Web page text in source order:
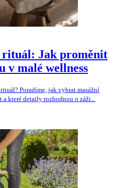
rituál: Jak proměnit
v malé wellness
Poradíme, jak vybrat masážní
které detaily rozhodnou o záži...